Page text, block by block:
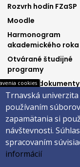
Footer
menu
3
Rozvrh hodín FZaSP
Moodle
Harmonogram
akademického roka
Otvárané študijné
programy
Dôležité dokumenty
Elektronická
Päta
Správca obsahu
cookies
Trnavská univerzita
používaním
zapamätania si
návštevnosti.
spracovaním
informácií